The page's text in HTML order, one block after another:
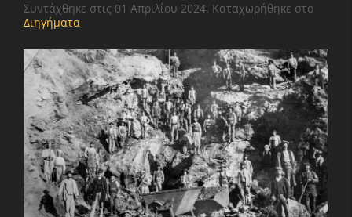
Συντάχθηκε στις 01 Απριλίου 2024. Καταχωρήθηκε στο
Διηγήματα